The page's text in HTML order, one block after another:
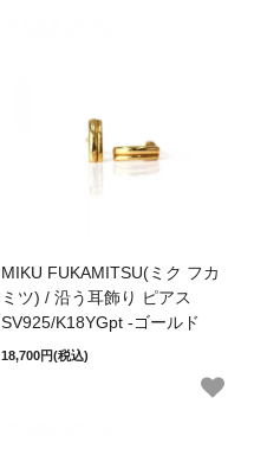
MIKU FUKAMITSU(ミク フカ
ミツ) / 沿う耳飾り ピアス
SV925/K18YGpt -ゴールド
18,700円(税込)